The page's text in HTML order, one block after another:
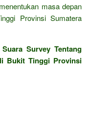
masa depan
Provinsi Sumatera
Suara Survey Tentang
Bukit Tinggi Provinsi